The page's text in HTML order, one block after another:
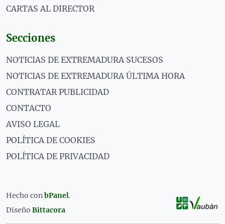
CARTAS AL DIRECTOR
Secciones
NOTICIAS DE EXTREMADURA SUCESOS
NOTICIAS DE EXTREMADURA ÚLTIMA HORA
CONTRATAR PUBLICIDAD
CONTACTO
AVISO LEGAL
POLÍTICA DE COOKIES
POLÍTICA DE PRIVACIDAD
Hecho conbPanel.
Diseño Bittacora